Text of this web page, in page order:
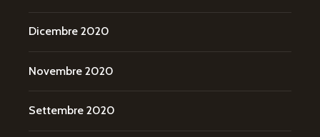
Dicembre 2020
Novembre 2020
Settembre 2020